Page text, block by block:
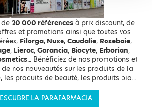
de 20 000 références à prix discount, de
et promotions ainsi que toutes vos
Filorga, Nuxe, Caudalie, Rosebaie,
, Lierac, Garancia, Biocyte, Erborian,
... Bénéficiez de nos promotions et
nos nouveautés sur les produits de la
les produits de beauté, les produits bio...
LA PARAFARMACIA